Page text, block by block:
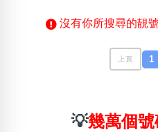
幸運號分類
沒有你所搜尋的靚
上頁 1
💡幾萬個號